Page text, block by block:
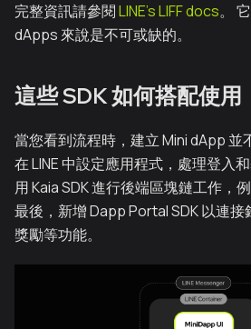
完整資訊請參閱LINE's LIFF docs。
dApps 來說是不可或缺的。
這些 SDK 如何搭配使用
當您看到流程時，建立 Mini dApp 並
在 LINE 中設定應用程式，處理登入
用 Kaia SDK 進行後端區塊鏈工作，
最後，新增 Dapp Portal SDK 以連
獎勵等功能。